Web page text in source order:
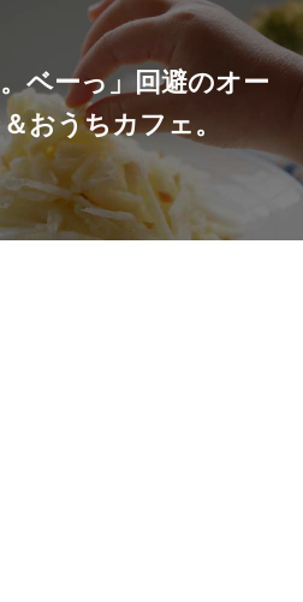
ベーっ」回避のオー
おうちカフェ。